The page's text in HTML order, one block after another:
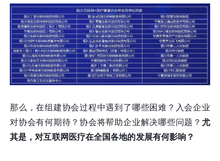
那么，在组建协会过程中遇到了哪些困难？入会企业
对协会有何期待？协会将帮助企业解决哪些问题？ 尤
其是，对互联网医疗在全国各地的发展有何影响？